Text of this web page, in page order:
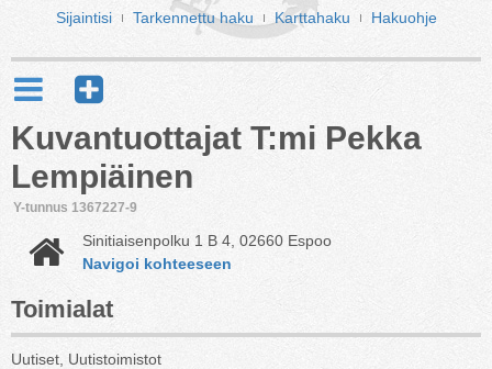
Sijaintisi Tarkennettu haku Karttahaku Hakuohje
Kuvantuottajat T:mi Pekka
Lempiäinen
Y-tunnus 1367227-9
Sinitiaisenpolku 1 B 4, 02660 Espoo
Navigoi kohteeseen
Toimialat
Uutiset, Uutistoimistot